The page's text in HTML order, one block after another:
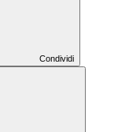
Condividi